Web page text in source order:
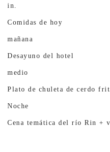
in.
Comidas de hoy
mañana
Desayuno del hotel
medio
Plato de chuleta de cerdo
Noche
Cena temática del río Rin +